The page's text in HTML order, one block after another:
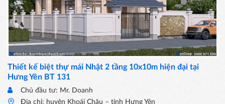
Thiết kế biệt thự mái Nhật 2 tầng 10x10m hiện đại tại
Hưng Yên BT 131
Chủ đầu tư: Mr. Doanh
Địa chỉ: huyện Khoái Châu – tỉnh Hưng Yên